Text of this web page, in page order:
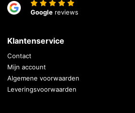
Google reviews
Klantenservice
Contact
Mijn account
Algemene voorwaarden
Leveringsvoorwaarden